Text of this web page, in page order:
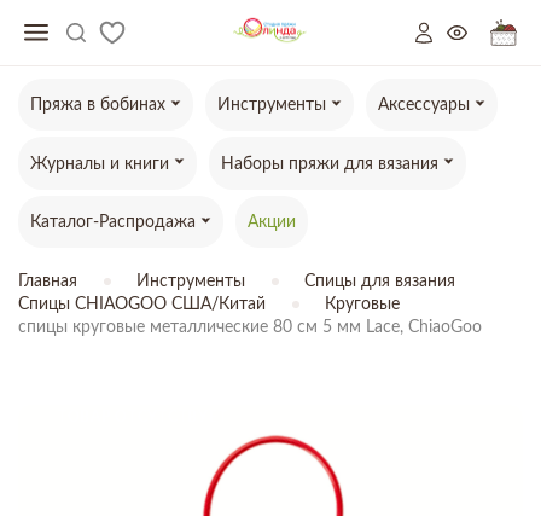
Пряжа в бобинах Инструменты Аксессуары
Журналы и книги Наборы пряжи для вязания
Каталог-Распродажа Акции
Главная Инструменты
Спицы для вязания
Спицы CHIAOGOO США/Китай
Круговые
спицы круговые металлические 80 см 5 мм Lace, ChiaoGoo